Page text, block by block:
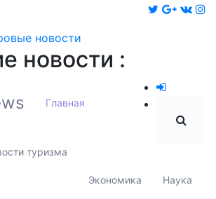
новости
новости :
Главная
туризма
Экономика Наука